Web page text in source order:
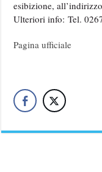
esibizione,
Ulteriori info: Tel.
Pagina ufficiale